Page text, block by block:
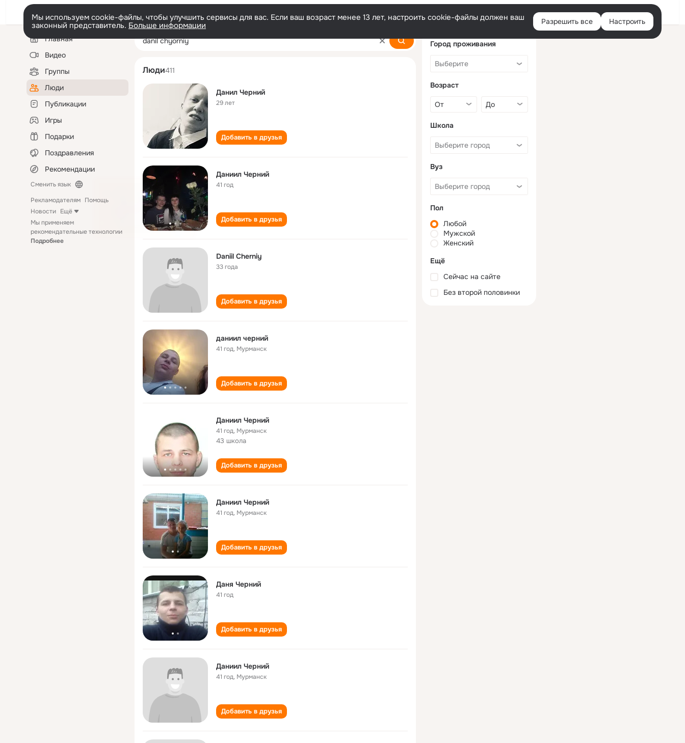
Войти
Мы используем cookie-файлы, чтобы улучшить сервисы для вас. Если ваш возраст менее 13 лет, настроить cookie-файлы должен ваш
законный представитель. Больше информации Разрешить все Настроить
Левая
колонкаГлавная
Видео
Группы
Люди
Публикации
Игры
Подарки
Поздравления
Рекомендации
Сменить язык
Рекламодателям Помощь
Новости Ещё
Мы применяем
рекомендательные технологии
Подробнее
danil chyorniy
Люди411
Данил Черний
29 лет
Добавить в друзья
Даниил Черний
41 год
Добавить в друзья
Daniil Cherniy
33 года
Добавить в друзья
даниил черний
41 год, Мурманск
Добавить в друзья
Даниил Черний
41 год, Мурманск
43 школа
Добавить в друзья
Даниил Черний
41 год, Мурманск
Добавить в друзья
Даня Черний
41 год
Добавить в друзья
Даниил Черний
41 год, Мурманск
Добавить в друзья
Город проживания
Возраст
Школа
Вуз
Пол
Любой
Мужской
Женский
Ещё
Сейчас на сайте
Без второй половинки